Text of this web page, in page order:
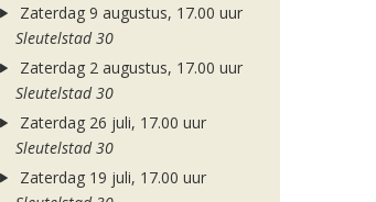
Zaterdag 9 augustus, 17.00 uur
Sleutelstad 30
Zaterdag 2 augustus, 17.00 uur
Sleutelstad 30
Zaterdag 26 juli, 17.00 uur
Sleutelstad 30
Zaterdag 19 juli, 17.00 uur